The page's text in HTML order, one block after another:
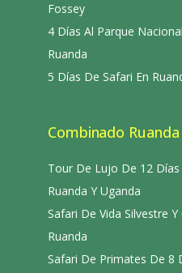
Fossey
4 Días Al Parque
Ruanda
5 Días De Safari En
Combinado
Tour De Lujo De 12
Ruanda Y Uganda
Safari De Vida Silvestre
Ruanda
Safari De Primates De 8